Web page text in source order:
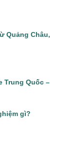
Quảng Châu,
Trung Quốc –
gì?